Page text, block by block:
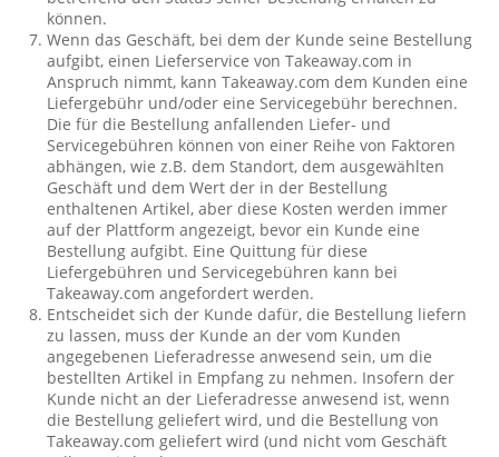
können.
Wenn das Geschäft, bei dem der Kunde seine Bestellung
aufgibt, einen Lieferservice von Takeaway.com in
Anspruch nimmt, kann Takeaway.com dem Kunden eine
Liefergebühr und/oder eine Servicegebühr berechnen.
Die für die Bestellung anfallenden Liefer- und
Servicegebühren können von einer Reihe von Faktoren
abhängen, wie z.B. dem Standort, dem ausgewählten
Geschäft und dem Wert der in der Bestellung
enthaltenen Artikel, aber diese Kosten werden immer
auf der Plattform angezeigt, bevor ein Kunde eine
Bestellung aufgibt. Eine Quittung für diese
Liefergebühren und Servicegebühren kann bei
Takeaway.com angefordert werden.
Entscheidet sich der Kunde dafür, die Bestellung liefern
zu lassen, muss der Kunde an der vom Kunden
angegebenen Lieferadresse anwesend sein, um die
bestellten Artikel in Empfang zu nehmen. Insofern der
Kunde nicht an der Lieferadresse anwesend ist, wenn
die Bestellung geliefert wird, und die Bestellung von
Takeaway.com geliefert wird (und nicht vom Geschäft